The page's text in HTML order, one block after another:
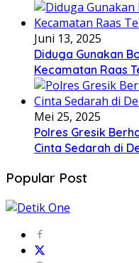
Juni 13, 2025
Diduga Gunakan
Kecamatan Raas
Mei 25, 2025
Polres Gresik
Cinta Sedarah di
Popular Post